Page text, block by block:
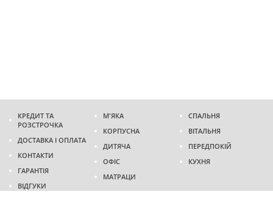
КРЕДИТ ТА
РОЗСТРОЧКА
ДОСТАВКА І ОПЛАТА
КОНТАКТИ
ГАРАНТІЯ
ВІДГУКИ
М'ЯКА
КОРПУСНА
ДИТЯЧА
ОФІС
МАТРАЦИ
СПАЛЬНЯ
ВІТАЛЬНЯ
ПЕРЕДПОКІЙ
КУХНЯ